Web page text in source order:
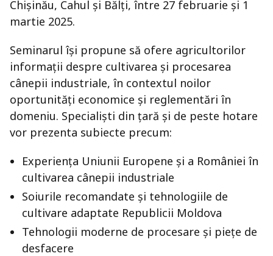
Chișinău, Cahul și Bălți, între 27 februarie și 1
martie 2025.
Seminarul își propune să ofere agricultorilor
informații despre cultivarea și procesarea
cânepii industriale, în contextul noilor
oportunități economice și reglementări în
domeniu. Specialiști din țară și de peste hotare
vor prezenta subiecte precum:
Experiența Uniunii Europene și a României în
cultivarea cânepii industriale
Soiurile recomandate și tehnologiile de
cultivare adaptate Republicii Moldova
Tehnologii moderne de procesare și piețe de
desfacere